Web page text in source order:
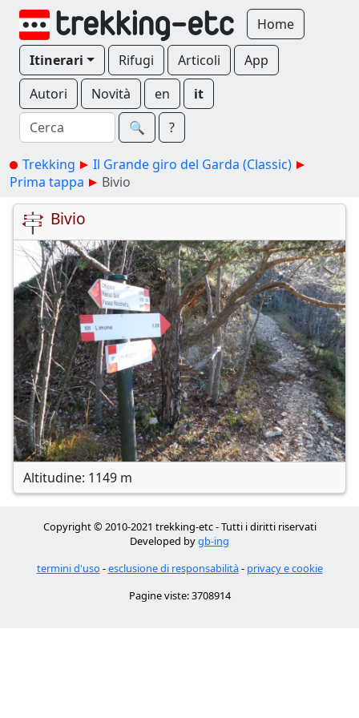
Home
Itinerari Rifugi Articoli
App
Autori
Novità en
it
🔍︎
?
Trekking
Il Grande giro del Garda (Classic)
Prima tappa
Bivio
Bivio
Altitudine: 1149 m
Copyright © 2010-2021 trekking-etc - Tutti i diritti riservati
Developed bygb-ing
termini d'uso -esclusione di responsabilità- privacy e cookie
Pagine viste: 3708914